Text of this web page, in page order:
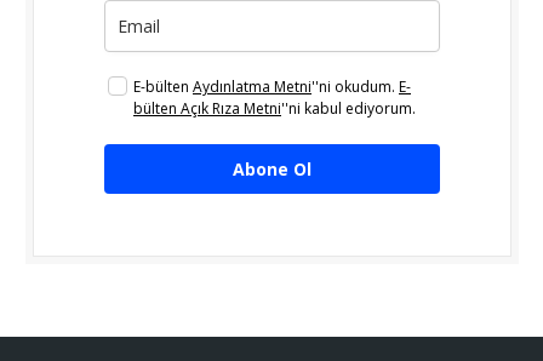
E-bülten Aydınlatma Metni''ni okudum. E-
bülten Açık Rıza Metni''ni kabul ediyorum.
Abone Ol